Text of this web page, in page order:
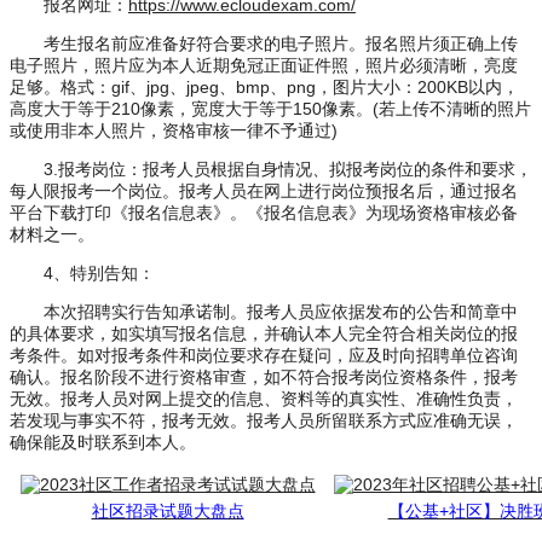
报名网址： https://www.ecloudexam.com/
考生报名前应准备好符合要求的电子照片。报名照片须正确上传
电子照片，照片应为本人近期免冠正面证件照，照片必须清晰，亮度
足够。格式：gif、jpg、jpeg、bmp、png，图片大小：200KB以内，
高度大于等于210像素，宽度大于等于150像素。(若上传不清晰的照片
或使用非本人照片，资格审核一律不予通过)
3.报考岗位：报考人员根据自身情况、拟报考岗位的条件和要求，
每人限报考一个岗位。报考人员在网上进行岗位预报名后，通过报名
平台下载打印《报名信息表》。《报名信息表》为现场资格审核必备
材料之一。
4、特别告知：
本次招聘实行告知承诺制。报考人员应依据发布的公告和简章中
的具体要求，如实填写报名信息，并确认本人完全符合相关岗位的报
考条件。如对报考条件和岗位要求存在疑问，应及时向招聘单位咨询
确认。报名阶段不进行资格审查，如不符合报考岗位资格条件，报考
无效。报考人员对网上提交的信息、资料等的真实性、准确性负责，
若发现与事实不符，报考无效。报考人员所留联系方式应准确无误，
确保能及时联系到本人。
社区招录试题大盘点 【公基+社区】决胜